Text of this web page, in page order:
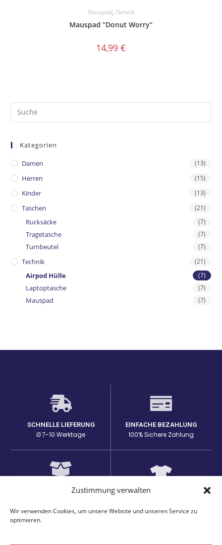
Zustimmung verwalten
Wir verwenden Cookies, um unsere Website und unseren Service zu
optimieren.
Mauspad, Technik
Mauspad “Donut Worry”
14,99 €
Kategorien
Damen (13)
Herren (15)
Kinder (13)
Taschen (21)
Rucksäcke (7)
Tragetasche (7)
Turnbeutel (7)
Technik (21)
Airpod Hülle (7)
Laptoptasche (7)
Mauspad (7)
SCHNELLE LIEFERUNG
Ø 7-10 Werktage
EINFACHE BEZAHLUNG
100% Sichere Zahlung
HOHE PRODUKTQUALITÄT
Prints
EINZIGARTIGE DESIGNS